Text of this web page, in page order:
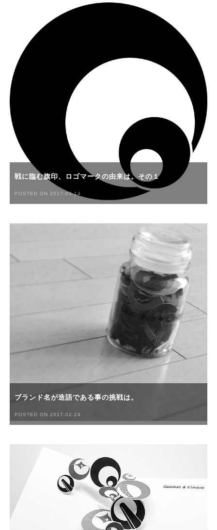
戦に臨む旗印、ロゴマークの由来は。その１
POSTED ON 2017-03-14
ブランド名が造語である事の挑戦は。
POSTED ON 2017-02-24